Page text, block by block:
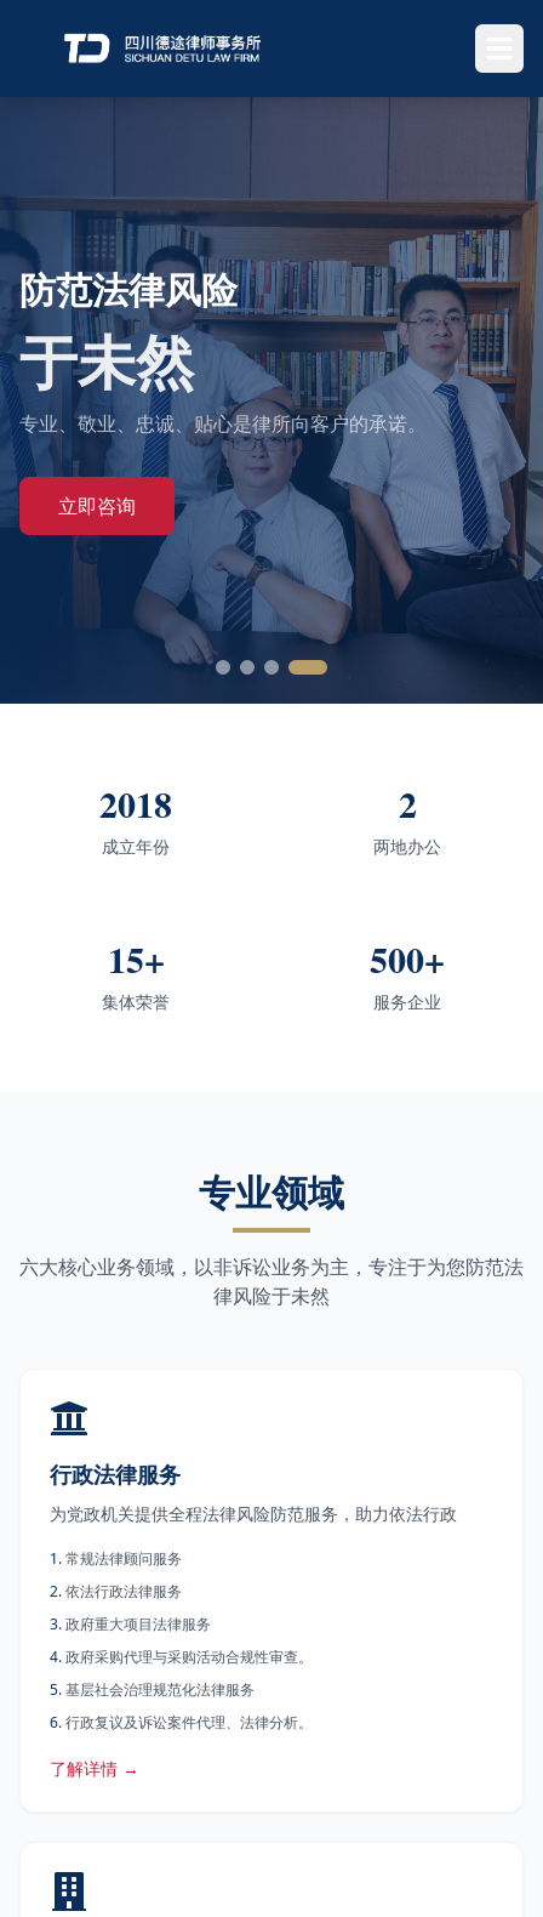
君子进德修业
行仁义之途
专业、敬业、忠诚、贴心是律所向客户的承诺。
立即咨询
2018
成立年份
2
两地办公
15+
集体荣誉
500+
服务企业
专业领域
六大核心业务领域，以非诉讼业务为主，专注于为您防范法
律风险于未然
行政法律服务
为党政机关提供全程法律风险防范服务，助力依法行政
1.常规法律顾问服务
2.依法行政法律服务
3.政府重大项目法律服务
4.政府采购代理与采购活动合规性审查。
5.基层社会治理规范化法律服务
6.行政复议及诉讼案件代理、法律分析。
了解详情 →